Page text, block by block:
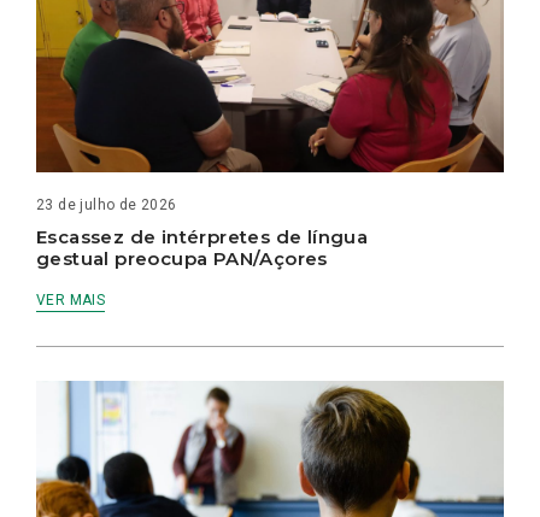
23 de julho de 2026
Escassez de intérpretes de língua
gestual preocupa PAN/Açores
VER MAIS